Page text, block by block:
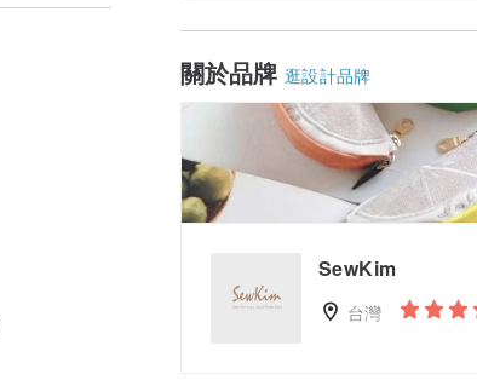
關於品牌 逛設計品牌
SewKim
台灣